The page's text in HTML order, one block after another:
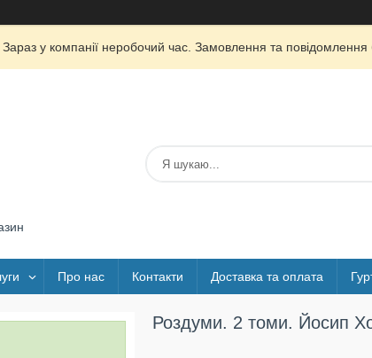
Зараз у компанії неробочий час. Замовлення та
Про нас Контакти Доставка та оплата
Роздуми. 2 томи. Йосип